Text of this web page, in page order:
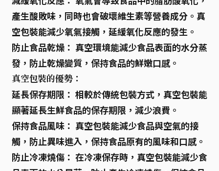
產生酸敗味，同時也會破壞維生素等營養成分。真
空包裝能減少氧氣接觸，延緩氧化反應的發生。
防止食品乾燥： 真空環境能減少食品表面的水分蒸
發，防止乾燥變質，保持食品的鮮嫩口感。
真空包裝的優勢：
延長保存期限： 相較於傳統包裝方式，真空包裝能
顯著延長生鮮食品的保存期限，減少浪費。
保持食品風味： 真空包裝能減少食品與空氣的接
觸，防止異味進入，保持食品原有的風味和口感。
防止冷凍燒傷： 在冷凍保存時，真空包裝能減少食